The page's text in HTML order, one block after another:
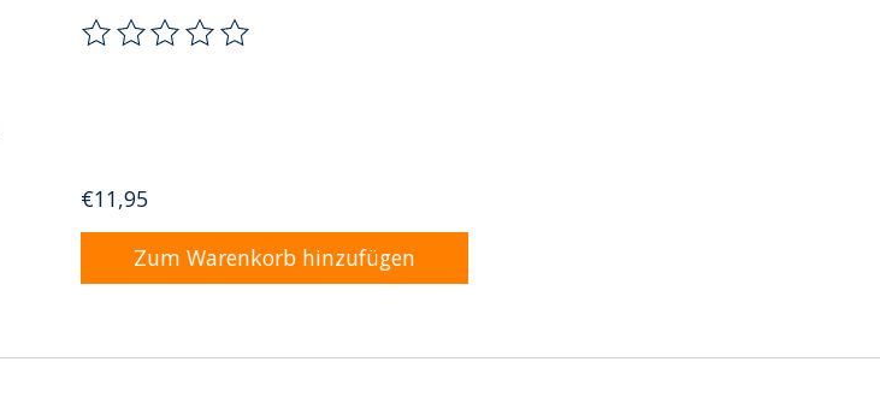
Die Bewertung dieses Produkts ist
€11,95
Zum Warenkorb hinzufügen